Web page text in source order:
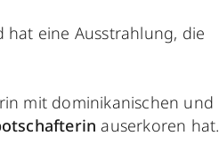
hat eine Ausstrahlung, die
mit dominikanischen und
auserkoren hat.